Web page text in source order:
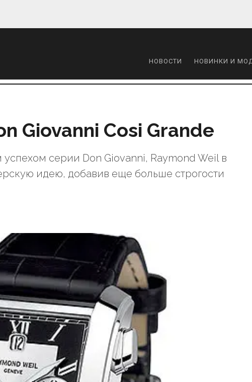
НОВОСТИ НОВИНКИ И
Giovanni Cosi Grande
серии Don Giovanni, Raymond Weil в
идею, добавив еще больше строгости